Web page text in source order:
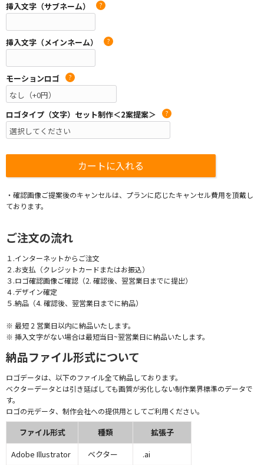
挿入文字（サブネーム） ?
挿入文字（メインネーム） ?
モーションロゴ ?
ロゴタイプ（文字）セット制作＜2案提案＞ ?
・確認画像ご提案後のキャンセルは、プランに応じたキャンセル費用を頂戴し
ております。
ご注文の流れ
１.インターネットからご注文
２.お支払（クレジットカードまたはお振込）
３.ロゴ確認画像ご確認（2. 確認後、翌営業日までに提出）
４.デザイン確定
５.納品（4. 確認後、翌営業日までに納品）
※ 最短 2 営業日以内に納品いたします。
※ 挿入文字がない場合は最短当日~翌営業日に納品いたします。
納品ファイル形式について
ロゴデータは、以下のファイル全て納品しております。
ベクターデータとは引き延ばしても画質が劣化しない制作業界標準のデータで
す。
ロゴの元データ、制作会社への提供用としてご利用ください。
ファイル形式 種類
拡張子
Adobe Illustrator
ベクター
.ai